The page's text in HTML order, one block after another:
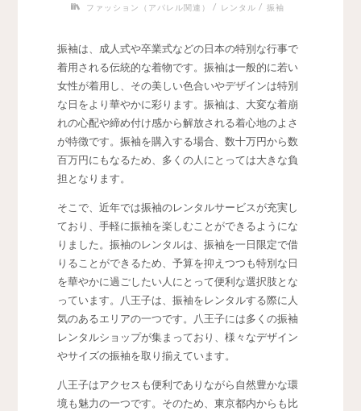
ファッション（アパレル関連） / レンタル / 振袖
振袖は、成人式や卒業式などの日本の特別な行事で
着用される伝統的な着物です。 振袖は一般的に若い
女性が着用し、その美しい色合いやデザインは特別
な日をより華やかに彩ります。振袖は、大変な着崩
れの心配や締め付け感から解放される着心地のよさ
が特徴です。振袖を購入する場合、数十万円から数
百万円にもなるため、多くの人にとっては大きな負
担となります。
そこで、近年では振袖のレンタルサービスが充実し
ており、手軽に振袖を楽しむことができるようにな
りました。振袖のレンタルは、振袖を一日限定で借
りることができるため、予算を抑えつつも特別な日
を華やかに過ごしたい人にとって便利な選択肢とな
っています。八王子は、振袖をレンタルする際に人
気のあるエリアの一つです。八王子には多くの振袖
レンタルショップが集まっており、様々なデザイン
やサイズの振袖を取り揃えています。
八王子はアクセスも便利でありながら自然豊かな環
境も魅力の一つです。そのため、東京都内からも比